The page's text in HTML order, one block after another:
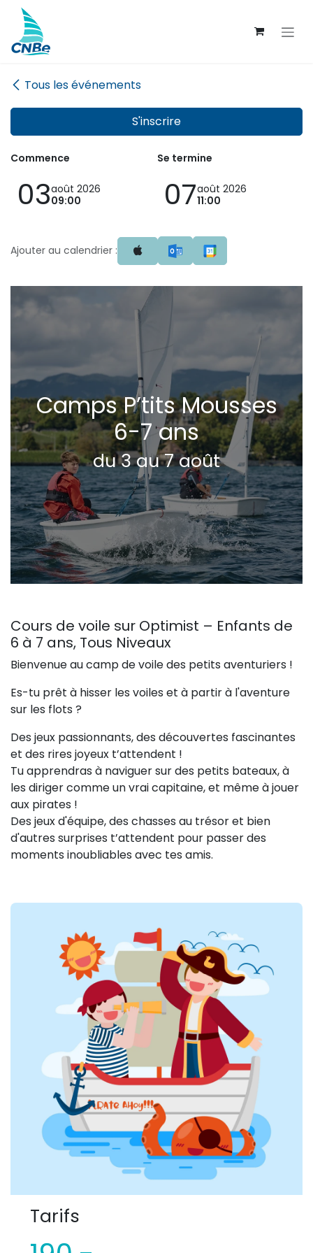
Se rendre au contenu
Tous les événements
S'inscrire
Commence
03août 2026
09:00
Se termine
07août 2026
11:00
Ajouter au calendrier :
Camps P’tits Mousses
6-7 ans
du 3 au 7 août
Cours de voile sur Optimist – Enfants de
6 à 7 ans, Tous Niveaux
Bienvenue au camp de voile des petits aventuriers !
Es-tu prêt à hisser les voiles et à partir à l'aventure
sur les flots ?
Des jeux passionnants, des découvertes fascinantes
et des rires joyeux t’attendent !
Tu apprendras à naviguer sur des petits bateaux, à
les diriger comme un vrai capitaine, et même à jouer
aux pirates !
Des jeux d'équipe, des chasses au trésor et bien
d'autres surprises t’attendent pour passer des
moments inoubliables avec tes amis.
Tarifs